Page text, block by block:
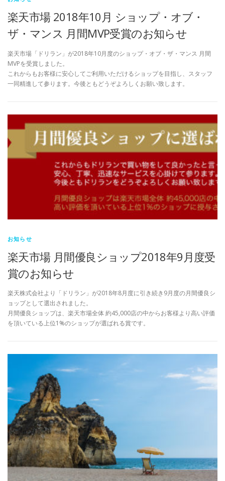
楽天市場 2018年10月 ショップ・オブ・
ザ・マンス 月間MVP受賞のお知らせ
楽天市場「ドリラン」が2018年10月度のショップ・オブ・ザ・マンス 月間
MVPを受賞しました。
これからもお客様に安心してご利用いただけるショップを目指し、スタッフ
一同精進して参ります。今後ともどうぞよろしくお願い致します。
お知らせ
楽天市場 月間優良ショップ2018年9月度受
賞のお知らせ
楽天株式会社より「ドリラン」が2018年8月度に引き続き9月度の月間優良シ
ョップとして選出されました。
月間優良ショップは、楽天市場全体 約45,000店の中からお客様より高い評価
を頂いている上位1%のショップが選ばれる賞です。